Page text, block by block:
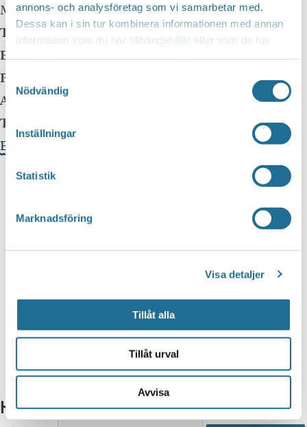
annons- och analysföretag som vi samarbetar med.
Dessa kan i sin tur kombinera informationen med annan
information som du har tillhandahållit eller som de har
Samtyckesval
Nödvändig
Inställningar
Statistik
Marknadsföring
Visa detaljer
Tillåt alla
Tillåt urval
Avvisa
Motala, 591 30
Telefon: 070-3245825
E-mail:lindberg.larsake@gmail.com
Pris:
Arrangör:Motala Jazz & Bluesklubb
Telefonnummer arrangör:
Evenemangets webbplats »
Hittar du inte vad du söker?